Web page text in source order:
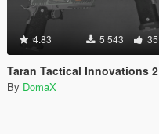
4.83 5 543 35
Taran Tactical Innovations 2011
By DomaX